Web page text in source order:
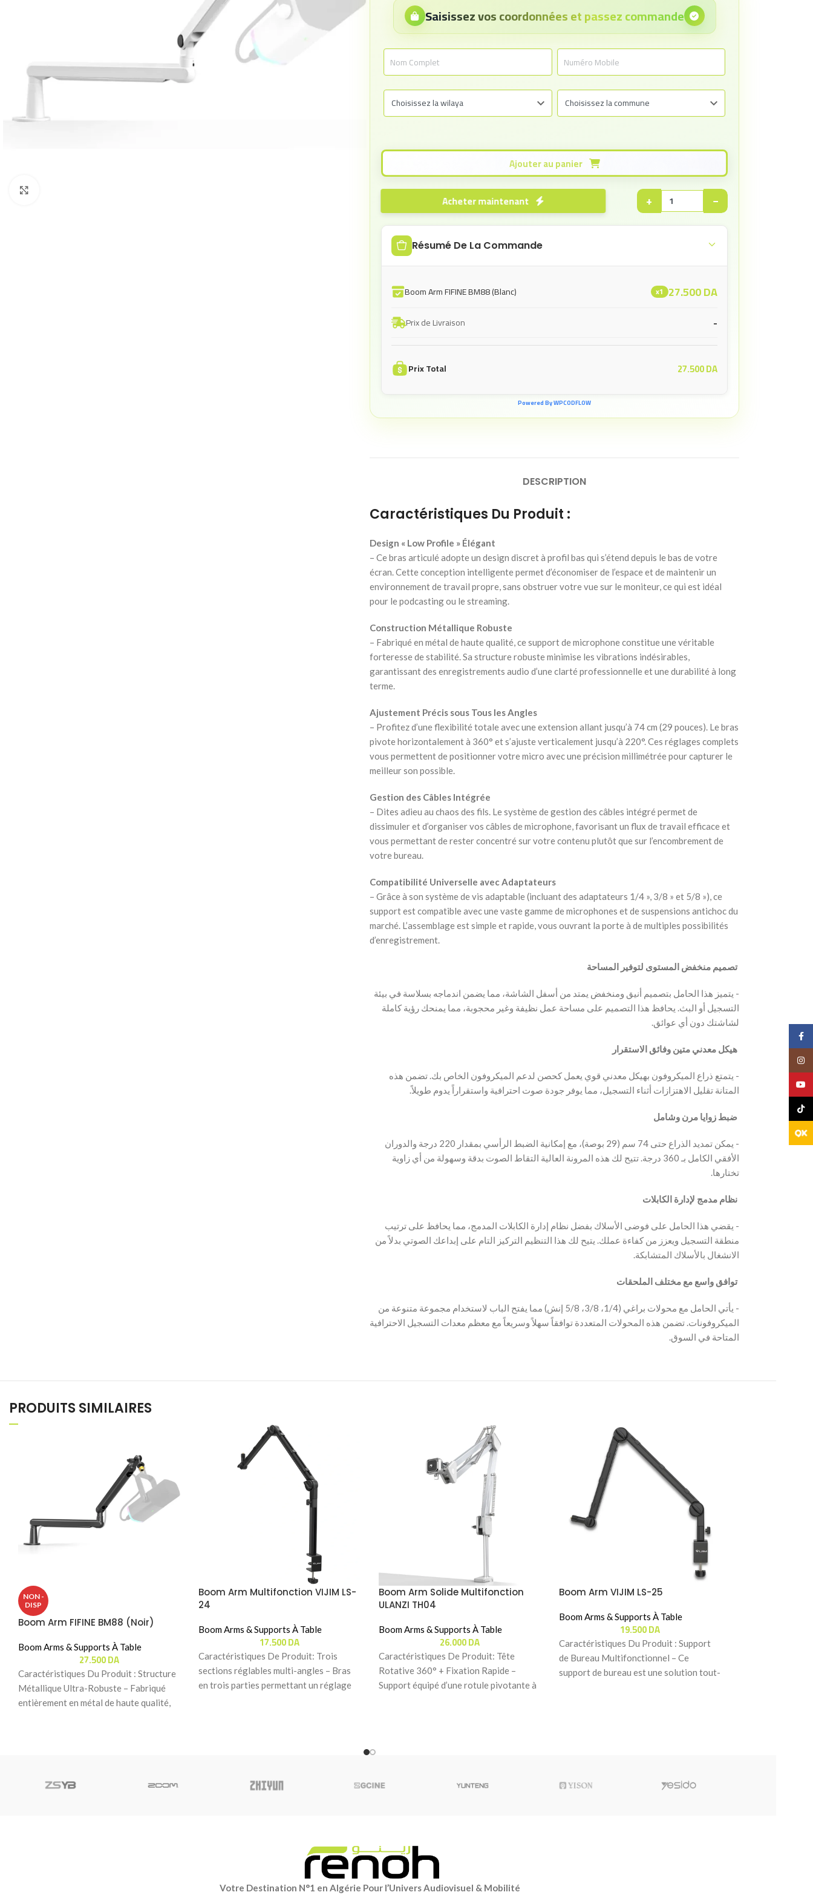
Saisissez vos coordonnées et passez commande
Ajouter au panier
−
+
Acheter maintenant
Résumé De La Commande
Boom Arm FIFINE BM88 (Blanc) x1 27.500DA
Prix de Livraison -
Prix Total 27.500DA
Powered By WPCODFLOW
DESCRIPTION
Caractéristiques Du Produit :
Design « Low Profile » Élégant
– Ce bras articulé adopte un design discret à profil bas qui s’étend depuis le bas de votre
écran. Cette conception intelligente permet d’économiser de l’espace et de maintenir un
environnement de travail propre, sans obstruer votre vue sur le moniteur, ce qui est idéal
pour le podcasting ou le streaming.
Construction Métallique Robuste
– Fabriqué en métal de haute qualité, ce support de microphone constitue une véritable
forteresse de stabilité. Sa structure robuste minimise les vibrations indésirables,
garantissant des enregistrements audio d’une clarté professionnelle et une durabilité à long
terme.
Ajustement Précis sous Tous les Angles
– Profitez d’une flexibilité totale avec une extension allant jusqu’à 74 cm (29 pouces). Le bras
pivote horizontalement à 360° et s’ajuste verticalement jusqu’à 220°. Ces réglages complets
vous permettent de positionner votre micro avec une précision millimétrée pour capturer le
meilleur son possible.
Gestion des Câbles Intégrée
– Dites adieu au chaos des fils. Le système de gestion des câbles intégré permet de
dissimuler et d’organiser vos câbles de microphone, favorisant un flux de travail efficace et
vous permettant de rester concentré sur votre contenu plutôt que sur l’encombrement de
votre bureau.
Compatibilité Universelle avec Adaptateurs
– Grâce à son système de vis adaptable (incluant des adaptateurs 1/4 », 3/8 » et 5/8 »), ce
support est compatible avec une vaste gamme de microphones et de suspensions antichoc du
marché. L’assemblage est simple et rapide, vous ouvrant la porte à de multiples possibilités
d’enregistrement.
‫ تصميم منخفض المستوى لتوفير المساحة
‫- يتميز هذا الحامل بتصميم أنيق ومنخفض يمتد من أسفل الشاشة، مما يضمن اندماجه بسلاسة في بيئة
التسجيل أو البث. يحافظ هذا التصميم على مساحة عمل نظيفة وغير محجوبة، مما يمنحك رؤية كاملة
لشاشتك دون أي عوائق.
‫ هيكل معدني متين وفائق الاستقرار
‫- يتمتع ذراع الميكروفون بهيكل معدني قوي يعمل كحصن لدعم الميكروفون الخاص بك. تضمن هذه
المتانة تقليل الاهتزازات أثناء التسجيل، مما يوفر جودة صوت احترافية واستقراراً يدوم طويلاً.
‫ ضبط زوايا مرن وشامل
‫- يمكن تمديد الذراع حتى 74 سم (29 بوصة)، مع إمكانية الضبط الرأسي بمقدار 220 درجة والدوران
الأفقي الكامل بـ 360 درجة. تتيح لك هذه المرونة العالية التقاط الصوت بدقة وسهولة من أي زاوية
تختارها.
‫ نظام مدمج لإدارة الكابلات
‫- يقضي هذا الحامل على فوضى الأسلاك بفضل نظام إدارة الكابلات المدمج، مما يحافظ على ترتيب
منطقة التسجيل ويعزز من كفاءة عملك. يتيح لك هذا التنظيم التركيز التام على إبداعك الصوتي بدلاً من
الانشغال بالأسلاك المتشابكة.
‫ توافق واسع مع مختلف الملحقات
‫- يأتي الحامل مع محولات براغي (1/4، 3/8، 5/8 إنش) مما يفتح الباب لاستخدام مجموعة متنوعة من
الميكروفونات. تضمن هذه المحولات المتعددة توافقاً سهلاً وسريعاً مع معظم معدات التسجيل الاحترافية
المتاحة في السوق.
PRODUITS SIMILAIRES
NON -
DISP
Boom Arm FIFINE BM88 (Noir)
Boom Arms & Supports À Table
27.500DA
Caractéristiques Du Produit : Structure
Métallique Ultra-Robuste – Fabriqué
entièrement en métal de haute qualité,
Boom Arm Multifonction VIJIM LS-
24
Boom Arms & Supports À Table
17.500DA
Caractéristiques De Produit: Trois
sections réglables multi-angles – Bras
en trois parties permettant un réglage
Boom Arm Solide Multifonction
ULANZI TH04
Boom Arms & Supports À Table
26.000DA
Caractéristiques De Produit: Tête
Rotative 360° + Fixation Rapide –
Support équipé d’une rotule pivotante à
Boom Arm VIJIM LS-25
Boom Arms & Supports À Table
19.500DA
Caractéristiques Du Produit : Support
de Bureau Multifonctionnel – Ce
support de bureau est une solution tout-
Votre Destination N°1 en Algérie Pour l’Univers Audiovisuel & Mobilité